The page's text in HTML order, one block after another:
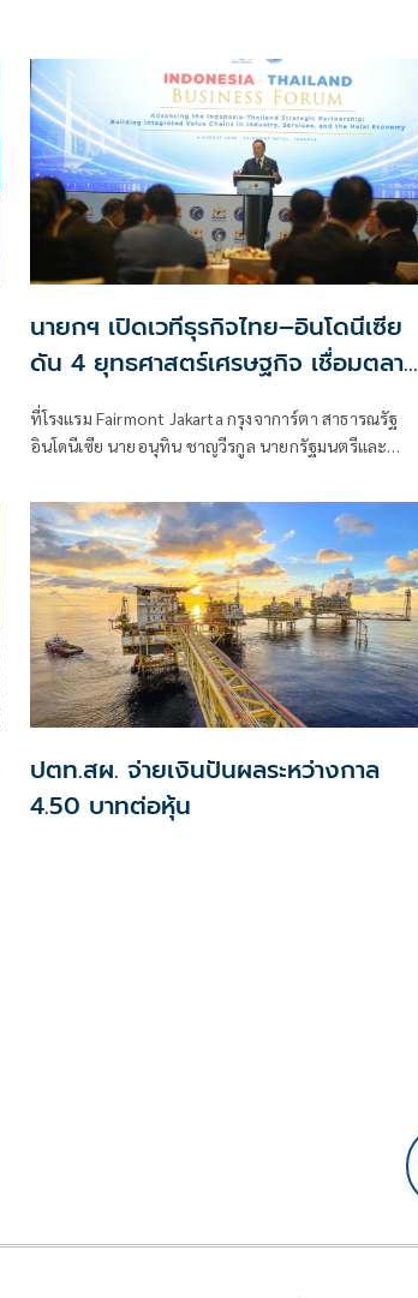
นายกฯ เปิดเวทีธุรกิจไทย–อินโดนีเซีย
ดัน 4 ยุทธศาสตร์เศรษฐกิจ เชื่อมตลาด
กว่า 350 ล้านคน
ที่โรงแรม Fairmont Jakarta กรุงจาการ์ตา สาธารณรัฐ
อินโดนีเซีย นายอนุทิน ชาญวีรกูล นายกรัฐมนตรีและ
ปตท.สผ. จ่ายเงินปันผลระหว่างกาล
4.50 บาทต่อหุ้น